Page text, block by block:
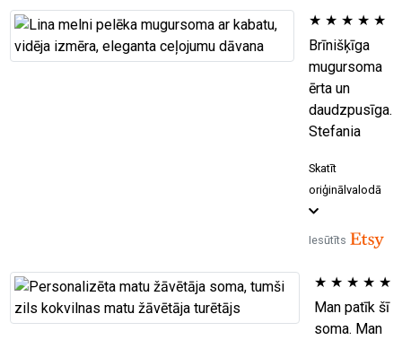
★ ★ ★ ★ ★
Brīnišķīga
mugursoma
ērta un
daudzpusīga.
Stefania
Skatīt
oriģinālvalodā
Iesūtīts
★ ★ ★ ★ ★
Man patīk šī
soma. Man